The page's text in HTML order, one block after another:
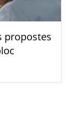
propostes